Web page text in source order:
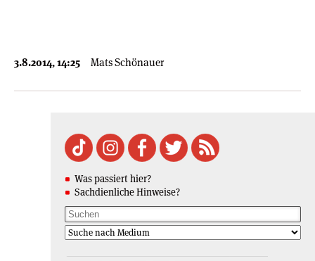
3.8.2014, 14:25 Mats Schönauer
Was passiert hier?
Sachdienliche Hinweise?